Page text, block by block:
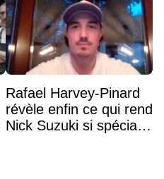
Rafael Harvey-Pinard
révèle enfin ce qui rend
Nick Suzuki si spécial